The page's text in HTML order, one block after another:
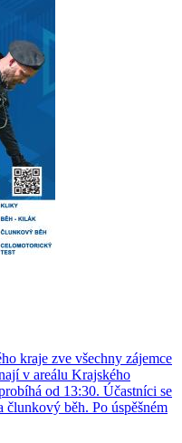
kraje zve všechny zájemce
v areálu Krajského
od 13:30. Účastníci se
člunkový běh. Po úspěšném